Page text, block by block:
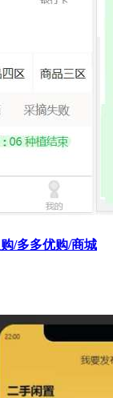
/多多优购/商城